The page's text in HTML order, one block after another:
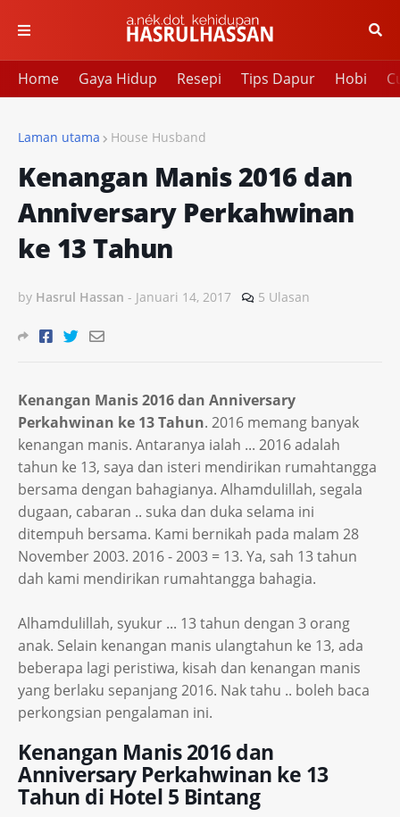
Home Gaya Hidup Resepi Tips Dapur Hobi
Laman utama House Husband
Kenangan Manis 2016 dan
Anniversary Perkahwinan
ke 13 Tahun
by Hasrul Hassan - Januari 14, 2017 5 Ulasan
Kenangan Manis 2016 dan Anniversary
Perkahwinan ke 13 Tahun. 2016 memang banyak
kenangan manis. Antaranya ialah ... 2016 adalah
tahun ke 13, saya dan isteri mendirikan rumahtangga
bersama dengan bahagianya. Alhamdulillah, segala
dugaan, cabaran .. suka dan duka selama ini
ditempuh bersama. Kami bernikah pada malam 28
November 2003. 2016 - 2003 = 13. Ya, sah 13 tahun
dah kami mendirikan rumahtangga bahagia.
Alhamdulillah, syukur ... 13 tahun dengan 3 orang
anak. Selain kenangan manis ulangtahun ke 13, ada
beberapa lagi peristiwa, kisah dan kenangan manis
yang berlaku sepanjang 2016. Nak tahu .. boleh baca
perkongsian pengalaman ini.
Kenangan Manis 2016 dan
Anniversary Perkahwinan ke 13
Tahun di Hotel 5 Bintang